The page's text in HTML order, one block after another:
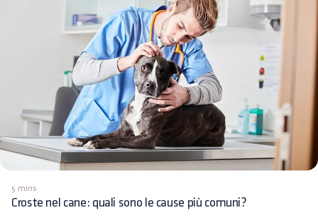
5 mins
Croste nel cane: quali sono le cause più comuni?